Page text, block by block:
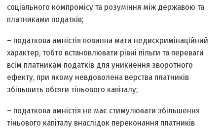
соціального компромісу та розуміння між державою та
платниками податків;
– податкова амністія повинна мати недискримінаційний
характер, тобто встановлювати рівні пільги та переваги
всім платникам податків для уникнення зворотного
ефекту, при якому невдоволена верства платників
збільшить обсяги тіньового капіталу;
– податкова амністія не має стимулювати збільшення
тіньового капіталу внаслідок переконання платників